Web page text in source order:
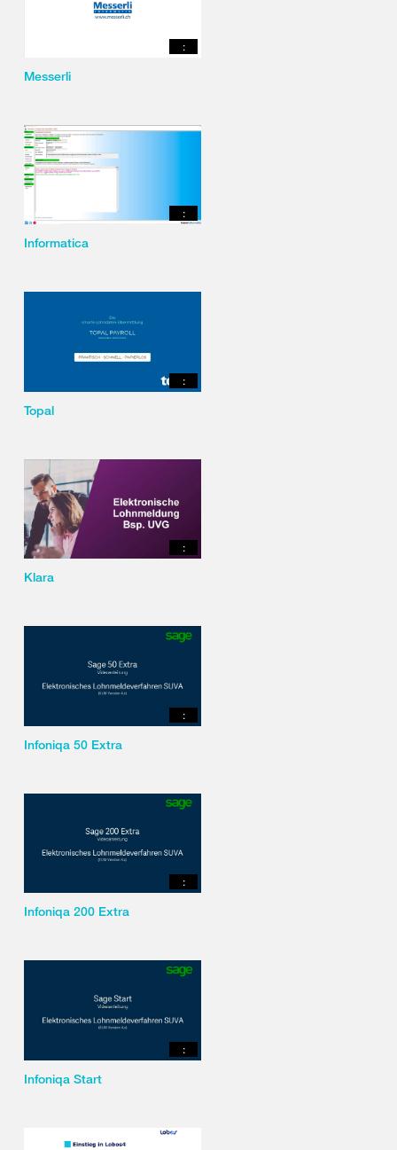
:
Messerli
:
Informatica
:
Topal
:
Klara
:
Infoniqa 50 Extra
:
Infoniqa 200 Extra
:
Infoniqa Start